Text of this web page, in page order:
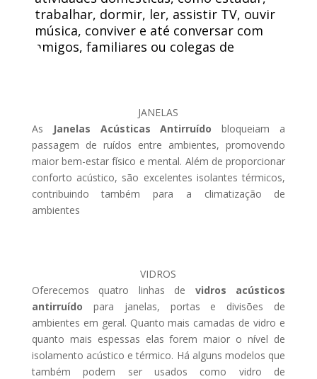
trabalhar, dormir, ler, assistir TV, ouvir
música, conviver e até conversar com
amigos, familiares ou colegas de
JANELAS
As
Janelas Acústicas Antirruído
bloqueiam a
passagem de ruídos entre ambientes, promovendo
maior bem-estar físico e mental. Além de proporcionar
conforto acústico, são excelentes isolantes térmicos,
contribuindo também para a climatização de
ambientes
VIDROS
Oferecemos quatro linhas de
vidros acústicos
antirruído
para janelas, portas e divisões de
ambientes em geral. Quanto mais camadas de vidro e
quanto mais espessas elas forem maior o nível de
isolamento acústico e térmico. Há alguns modelos que
também podem ser usados como vidro de